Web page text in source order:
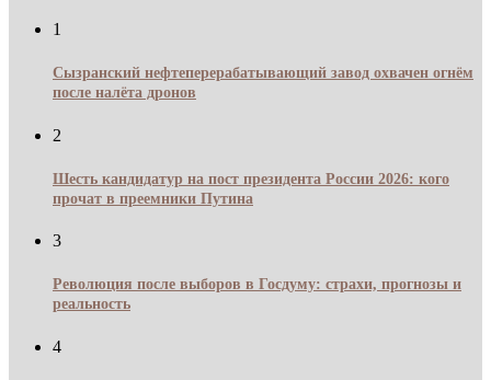
1
Сызранский нефтеперерабатывающий завод охвачен огнём
после налёта дронов
2
Шесть кандидатур на пост президента России 2026: кого
прочат в преемники Путина
3
Революция после выборов в Госдуму: страхи, прогнозы и
реальность
4